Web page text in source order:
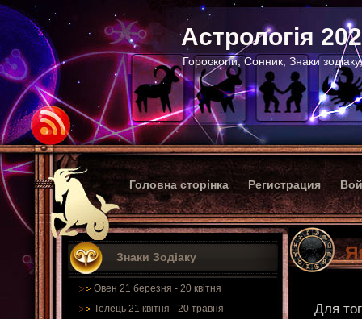
Астрологія
Гороскопи, Сонник, Знаки
Головна сторінка Регистрация
Знаки Зодіаку
Овен 21 березня - 20 квітня
Телець 21 квітня - 20 травня
Для